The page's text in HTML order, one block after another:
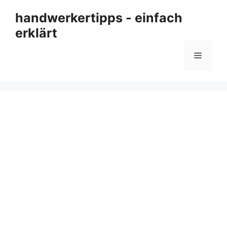
Inhalt
springen
handwerkertipps - einfach
erklärt
Menü